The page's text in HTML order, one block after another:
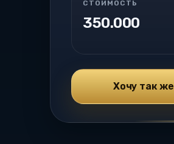
350.000
СТОИМОСТЬ
Хочу так же